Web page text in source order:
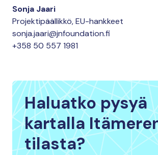
Sonja Jaari
Projektipäällikkö, EU-hankkeet
sonja.jaari@jnfoundation.fi
+358 50 557 1981
Haluatko pysyä
kartalla
tilasta?